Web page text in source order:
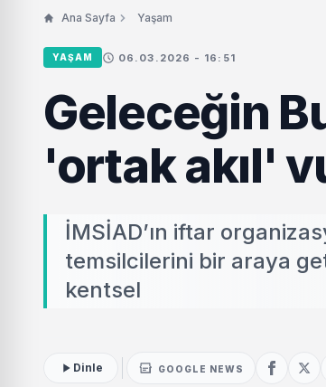
Ana Sayfa Yaşam
YAŞAM 06.03.2026 - 16:51
Geleceğin
'ortak akıl'
İMSİAD’ın iftar
temsilcilerini bir araya
kentsel
Dinle GOOGLE NEWS